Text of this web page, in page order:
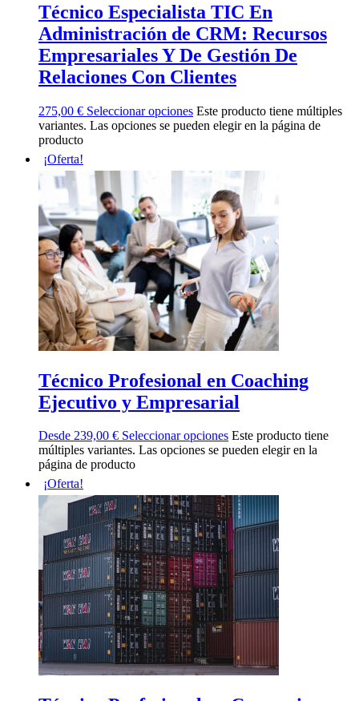
Técnico Especialista TIC En
Administración de CRM: Recursos
Empresariales Y De Gestión De
Relaciones Con Clientes
275,00 € Seleccionar opciones Este producto tiene múltiples
variantes. Las opciones se pueden elegir en la página de
producto
¡Oferta!
Técnico Profesional en Coaching
Ejecutivo y Empresarial
Desde 239,00 € Seleccionar opciones Este producto tiene
múltiples variantes. Las opciones se pueden elegir en la
página de producto
¡Oferta!